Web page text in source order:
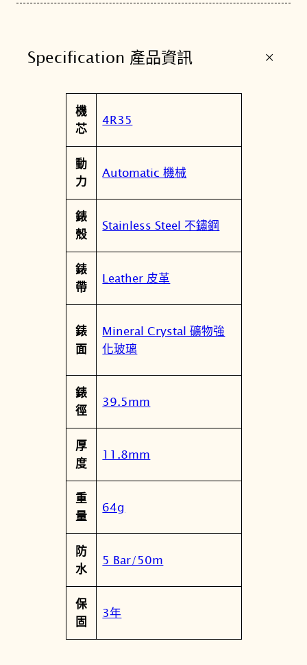
1
蘭
啡
酒
機
腕
錶
4
R
3
0
5
E
J
數
Specification 產品資訊 +
屬
性
值
機
芯
4R35
動
力
Automatic 機械
錶
殼
Stainless Steel 不鏽鋼
錶
帶
Leather 皮革
錶
面
Mineral Crystal 礦物強
化玻璃
錶
徑
39.5mm
厚
度
11.8mm
重
量
64g
防
水
5 Bar/50m
保
固
3年